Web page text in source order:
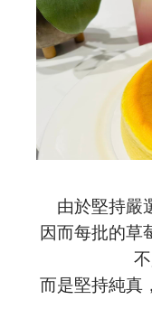
由於堅持嚴
因而每批的草
而是堅持純真